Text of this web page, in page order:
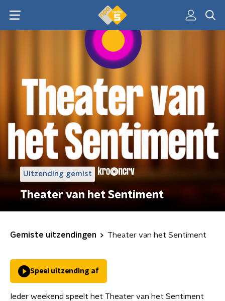
Uitzending gemist
Theater van het Sentiment
Gemiste uitzendingen Theater van het Sentiment
Speel uitzending af
Ieder weekend speelt het Theater van het Sentiment